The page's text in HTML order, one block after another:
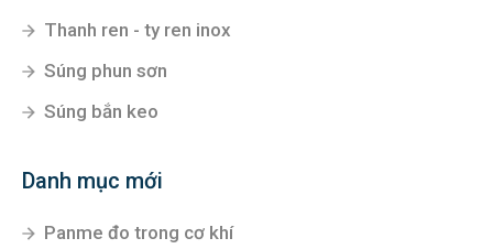
Thanh ren - ty ren inox
Súng phun sơn
Súng bắn keo
Danh mục mới
Panme đo trong cơ khí